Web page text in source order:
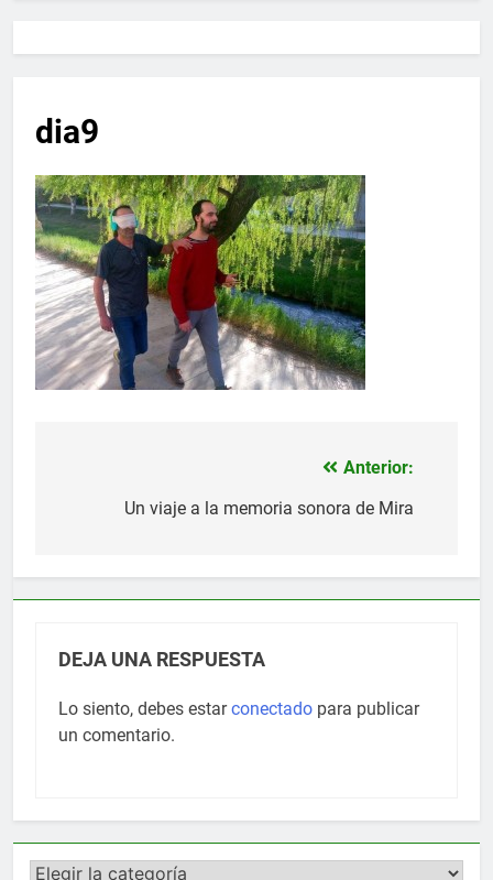
dia9
Anterior:
Un viaje a la memoria sonora de Mira
DEJA UNA RESPUESTA
Lo siento, debes estarconectado para publicar
un comentario.
Categorías